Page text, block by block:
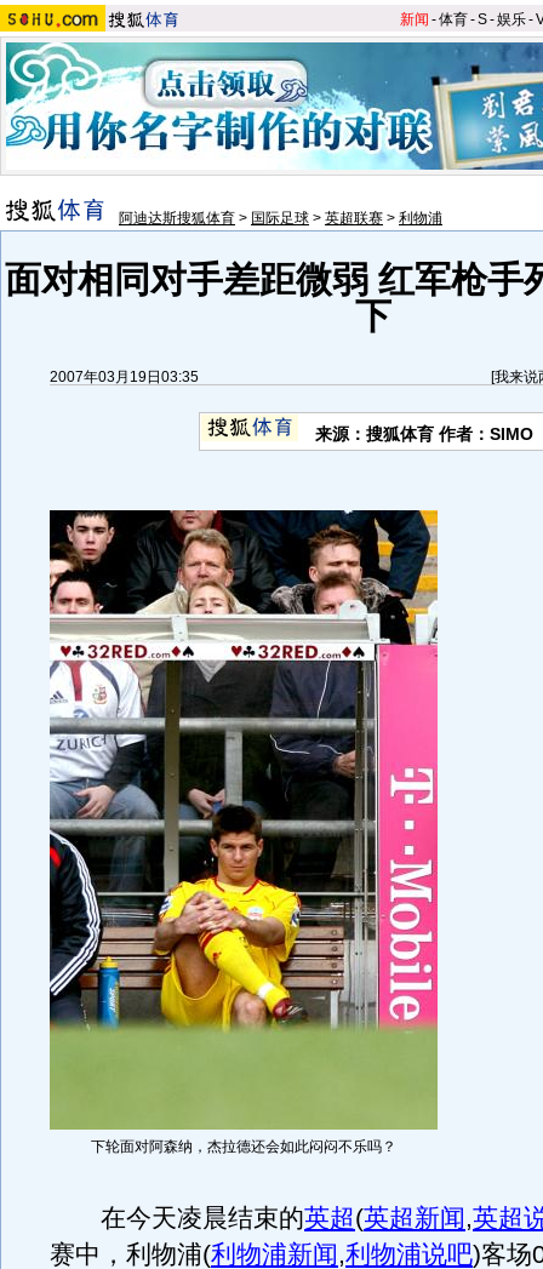
新闻 -体育-S-娱乐-
阿迪达斯搜狐体育 > 国际足球 > 英超联赛 > 利物浦
面对相同对手差距微弱 红军枪手
下
2007年03月19日03:35 [我来说
来源：搜狐体育 作者：SIMO
下轮面对阿森纳，杰拉德还会如此闷闷不乐吗？
在今天凌晨结束的英超(英超新闻,英超
赛中，利物浦(利物浦新闻,利物浦说吧)客场